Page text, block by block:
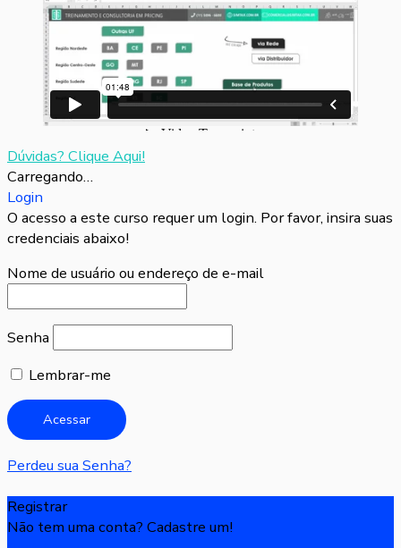
Dúvidas? Clique Aqui!
Carregando…
Login
O acesso a este curso requer um login. Por favor, insira suas
credenciais abaixo!
Nome de usuário ou endereço de e-mail
Senha
Lembrar-me
Perdeu sua Senha?
Registrar
Não tem uma conta? Cadastre um!